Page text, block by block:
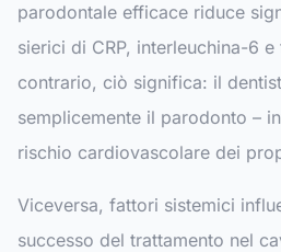
parodontale efficace riduce
sierici di CRP, interleuchina-6
contrario, ciò significa: il
semplicemente il parodonto –
rischio cardiovascolare dei
Viceversa, fattori sistemici
successo del trattamento nel